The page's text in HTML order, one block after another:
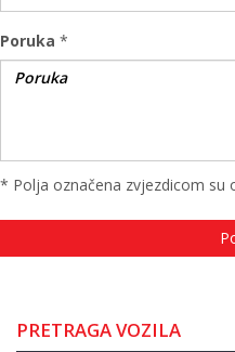
Poruka *
* Polja označena zvjezdicom su
PRETRAGA VOZILA